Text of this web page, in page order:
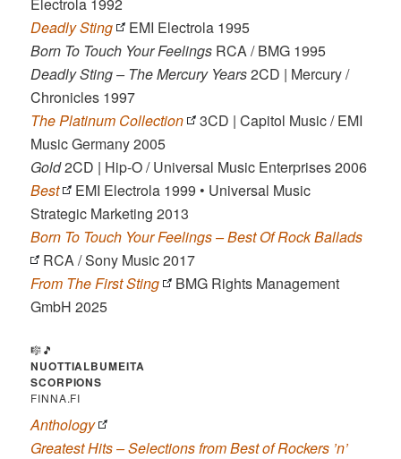
Deadly Sting
EMI Electrola 1995
Born To Touch Your Feelings RCA / BMG 1995
Deadly Sting – The Mercury Years2CD | Mercury /
Chronicles 1997
The Platinum Collection
3CD | Capitol Music / EMI
Music Germany 2005
Gold2CD | Hip-O / Universal Music Enterprises 2006
Best
EMI Electrola 1999 • Universal Music
Strategic Marketing 2013
Born To Touch Your Feelings – Best Of Rock Ballads
RCA / Sony Music 2017
From The First Sting
BMG Rights Management
GmbH 2025
🎼🎵
NUOTTIALBUMEITA
SCORPIONS
FINNA.FI
Anthology
Greatest Hits – Selections from Best of Rockers ’n’